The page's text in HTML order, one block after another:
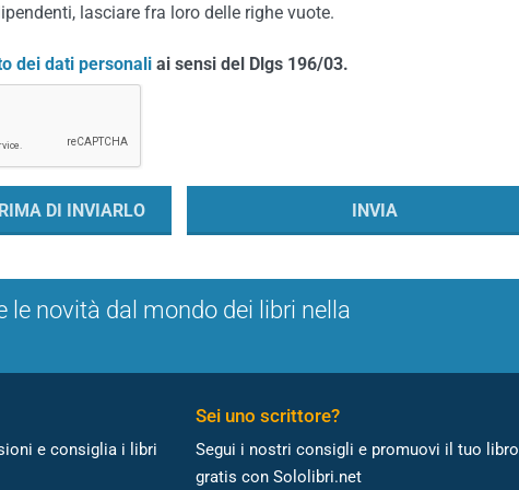
lasciare fra loro delle righe vuote.
dei dati personali ai sensi del Dlgs 196/03.
le novità dal mondo dei libri nella
e consiglia i libri
Sei uno scrittore?
Segui i nostri consigli e promuovi il tuo libro
gratis con Sololibri.net